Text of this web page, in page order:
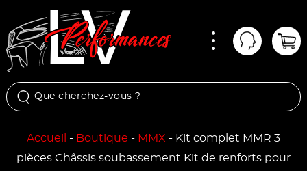
Mon
Accueil - Boutique - MMX - Kit complet MMR 3
pièces Châssis soubassement Kit de renforts pour